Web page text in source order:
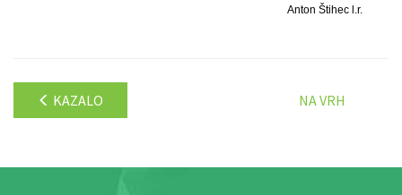
Anton Štihec l.r.
KAZALO NA VRH